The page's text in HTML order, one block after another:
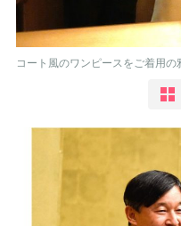
コート風のワンピースをご着用の